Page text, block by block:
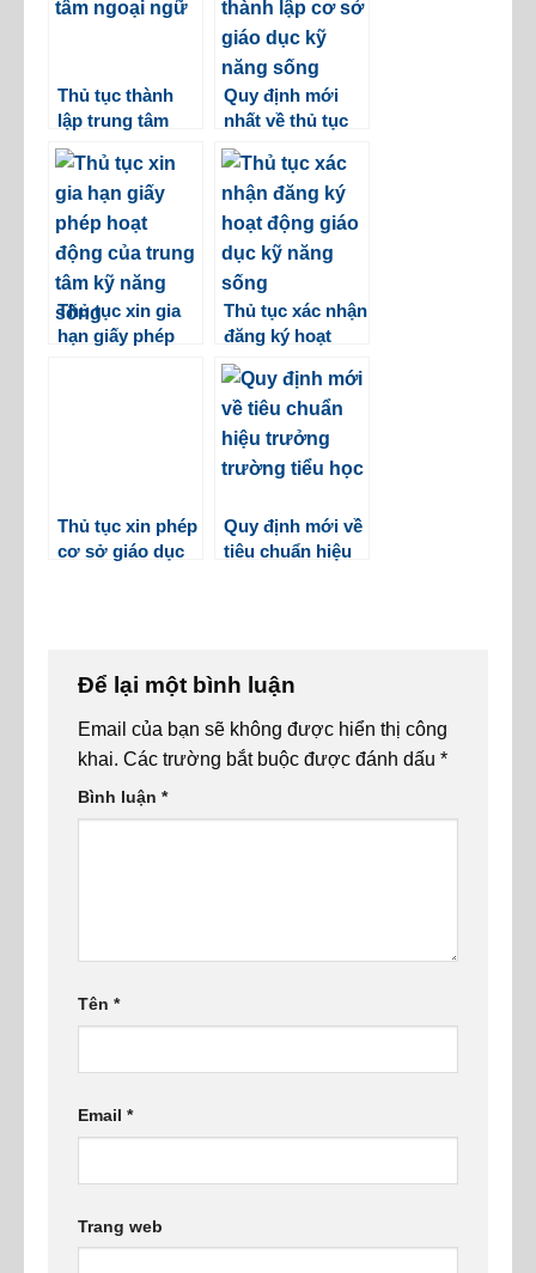
Thủ tục thành
lập trung tâm
ngoại ngữ theo
quy định mới
nhất
Quy định mới
nhất về thủ tục
thành lập cơ sở
giáo dục kỹ năng
sống
Thủ tục xin gia
hạn giấy phép
Thủ tục xác nhận
đăng ký hoạt
động giáo dục kỹ
năng sống
Thủ tục xin phép
cơ sở giáo dục
Quy định mới về
tiêu chuẩn hiệu
Để lại một bình luận
Email của bạn sẽ không được hiển thị công
khai. Các trường bắt buộc được đánh dấu *
Bình luận *
Tên *
Email *
Trang web